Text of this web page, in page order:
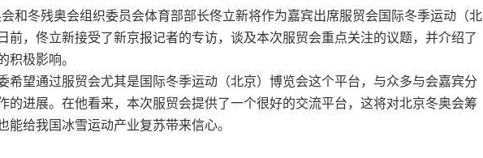
和冬残奥会组织委员会体育部部长佟立新将作为嘉宾出席服贸会国际冬季运动（北
前，佟立新接受了新京报记者的专访，谈及本次服贸会重点关注的议题，并介绍了
极影响。
希望通过服贸会尤其是国际冬季运动（北京）博览会这个平台，与众多与会嘉宾分
的进展。在他看来，本次服贸会提供了一个很好的交流平台，这将对北京冬奥会筹
给我国冰雪运动产业复苏带来信心。